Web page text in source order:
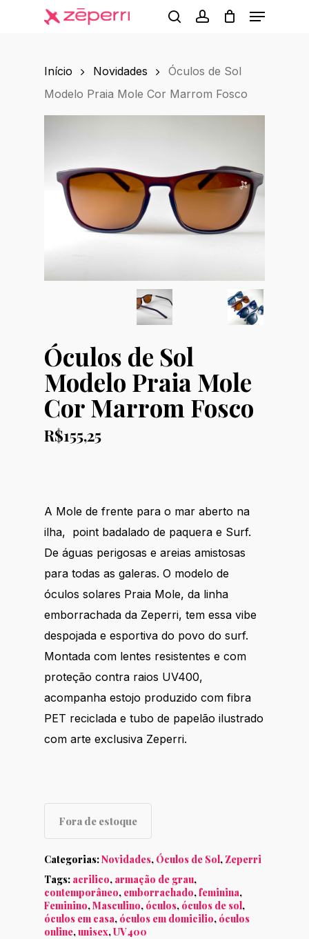
Menu
Início Novidades
Óculos de Sol
Modelo Praia Mole Cor Marrom Fosco
Óculos de Sol
Modelo Praia Mole
Cor Marrom Fosco
R$155,25
A Mole de frente para o mar aberto na
ilha, point badalado de paquera e Surf.
De águas perigosas e areias amistosas
para todas as galeras. O modelo de
óculos solares Praia Mole, da linha
emborrachada da Zeperri, tem essa vibe
despojada e esportiva do povo do surf.
Montada com lentes resistentes e com
proteção contra raios UV400,
acompanha estojo produzido com fibra
PET reciclada e tubo de papelão ilustrado
com arte exclusiva Zeperri.
Fora de estoque
Categorias:Novidades, Óculos de Sol, Zeperri
Tags: acrilico, armação de grau,
contemporâneo, emborrachado,feminina,
Feminino,Masculino, óculos, óculos de sol,
óculos em casa, óculos em domicilio, óculos
online,unisex,UV400